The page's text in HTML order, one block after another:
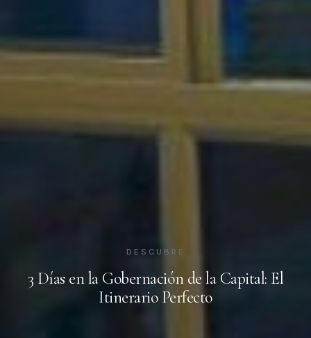
DESCUBRE
3 Días en la Gobernación de la Capital: El
Itinerario Perfecto